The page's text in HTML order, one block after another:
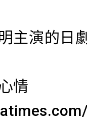
主演的日
情